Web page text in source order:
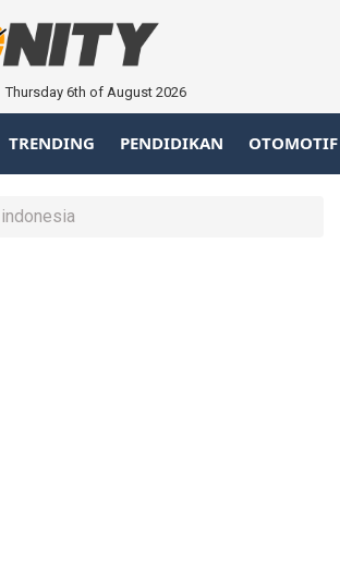
Thursday 6th of August 2026
TRENDING PENDIDIKAN OTOMOTIF